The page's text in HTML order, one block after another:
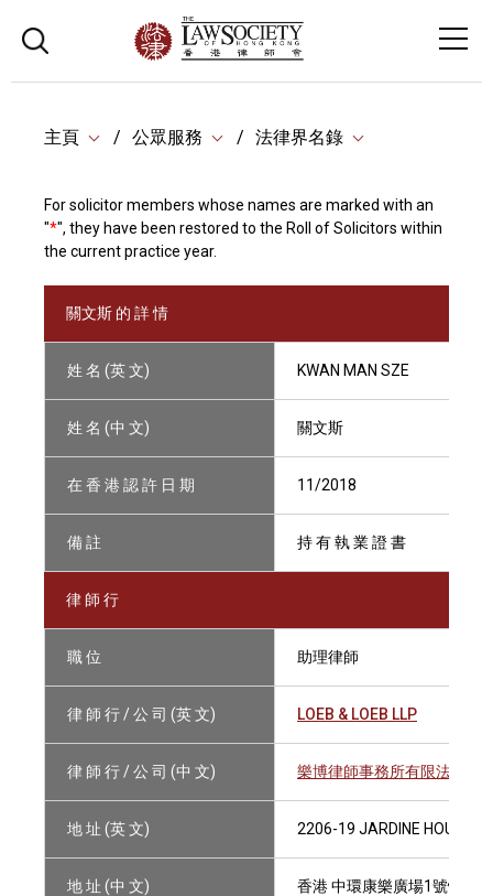
主頁 公眾服務 法律界名錄
For solicitor members whose names are marked with an
"*", they have been restored to the Roll of Solicitors within
the current practice year.
關文斯 的 詳 情
姓 名 (英 文) KWAN MAN SZE
姓 名 (中 文) 關文斯
在 香 港 認 許 日 期 11/2018
備 註 持 有 執 業 證 書
律 師 行
職 位 助理律師
律 師 行 / 公 司 (英 文) LOEB & LOEB LLP
律 師 行 / 公 司 (中 文) 樂博律師事務所有限法律責
地 址 (英 文) 2206-19 JARDINE HOUSE, 1
地 址 (中 文) 香港 中環康樂廣場1號怡和